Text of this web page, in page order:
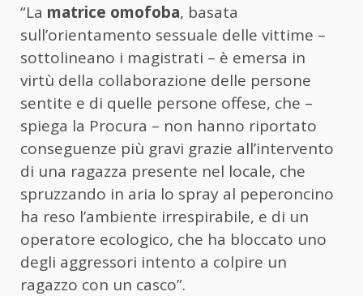
“La matrice omofoba, basata
sull’orientamento sessuale delle vittime –
sottolineano i magistrati – è emersa in
virtù della collaborazione delle persone
sentite e di quelle persone offese, che –
spiega la Procura – non hanno riportato
conseguenze più gravi grazie all’intervento
di una ragazza presente nel locale, che
spruzzando in aria lo spray al peperoncino
ha reso l’ambiente irrespirabile, e di un
operatore ecologico, che ha bloccato uno
degli aggressori intento a colpire un
ragazzo con un casco”.